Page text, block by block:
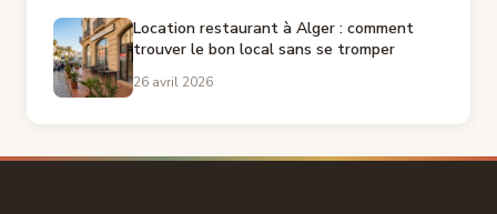
Location restaurant à Alger : comment
trouver le bon local sans se tromper
26 avril 2026